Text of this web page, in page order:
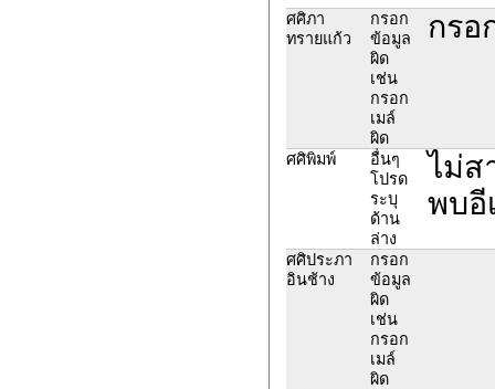
ศศิภา
ทรายแก้ว
กรอก
ข้อมูล
ผิด
เช่น
กรอก
เมล์
ผิด
กรอ
ศศิพิมพ์
อื่นๆ
โปรด
ระบุ
ด้าน
ล่าง
ไม่ส
พบอี
ศศิประภา
อินช้าง
กรอก
ข้อมูล
ผิด
เช่น
กรอก
เมล์
ผิด